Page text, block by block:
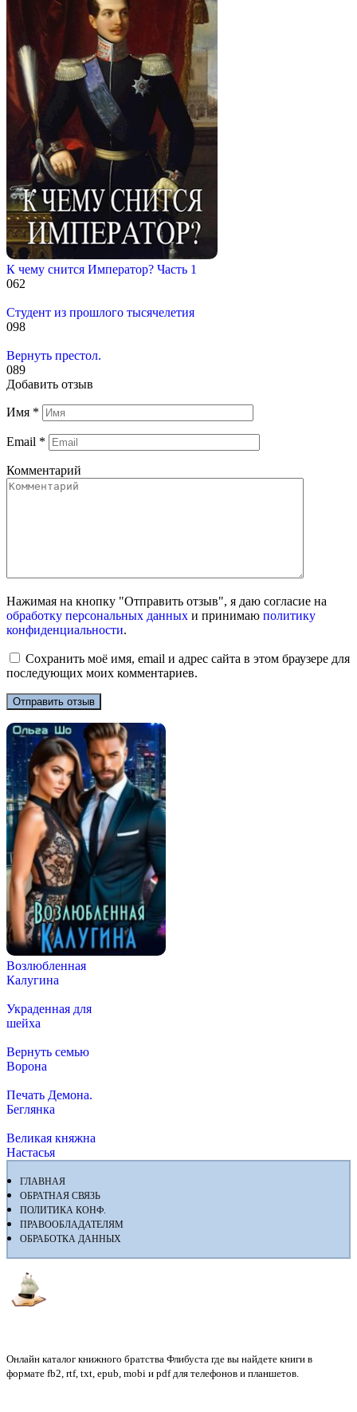
К чему снится Император? Часть 1
062
Студент из прошлого тысячелетия
098
Вернуть престол.
089
Добавить отзыв
Имя *
Email *
Комментарий
Нажимая на кнопку "Отправить отзыв", я даю согласие на
обработку персональных данных и принимаю политику
конфиденциальности.
Сохранить моё имя, email и адрес сайта в этом браузере для
последующих моих комментариев.
Возлюбленная
Калугина
Украденная для
шейха
Вернуть семью
Ворона
Печать Демона.
Беглянка
Великая княжна
Настасья
ГЛАВНАЯ
ОБРАТНАЯ СВЯЗЬ
ПОЛИТИКА КОНФ.
ПРАВООБЛАДАТЕЛЯМ
ОБРАБОТКА ДАННЫХ
Онлайн каталог книжного братства Флибуста где вы найдете книги в
формате fb2, rtf, txt, epub, mobi и pdf для телефонов и планшетов.